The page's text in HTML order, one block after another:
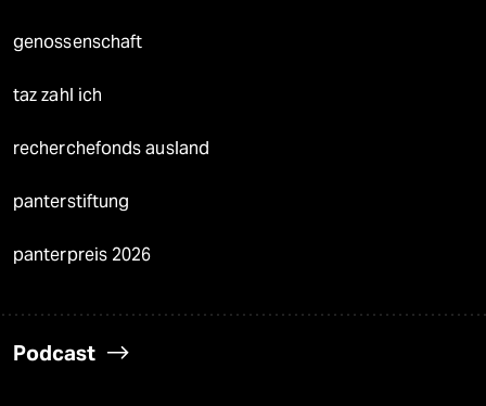
genossenschaft
taz zahl ich
recherchefonds ausland
panterstiftung
panterpreis 2026
Podcast